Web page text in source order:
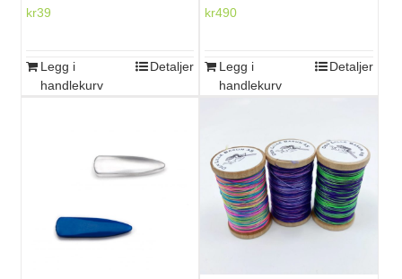
kr39
Legg i
handlekurv
Detaljer
kr490
Legg i
handlekurv
Detaljer